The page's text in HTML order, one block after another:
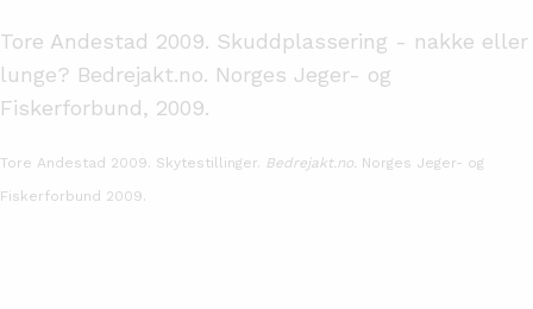
Tore Andestad 2009. Skuddplassering - nakke eller
lunge? Bedrejakt.no. Norges Jeger- og
Fiskerforbund, 2009.
Tore Andestad 2009. Skytestillinger. Bedrejakt.no. Norges Jeger- og
Fiskerforbund 2009.